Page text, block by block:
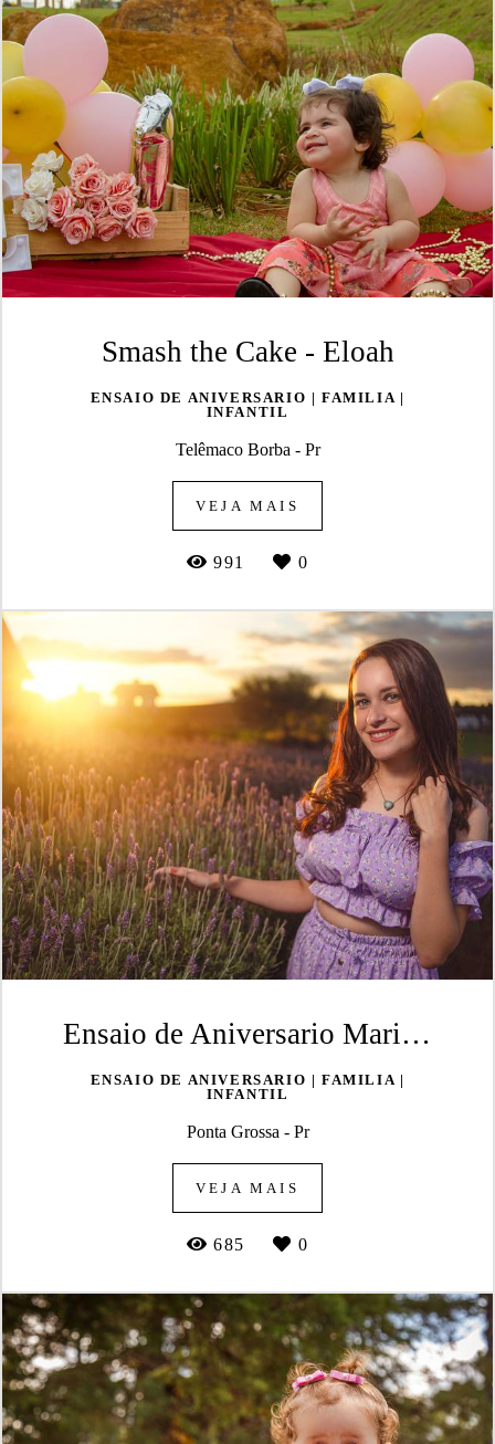
Smash the Cake - Eloah
ENSAIO DE ANIVERSARIO | FAMILIA |
INFANTIL
Telêmaco Borba - Pr
VEJA MAIS
991 0
Ensaio de Aniversario Maria Eduarda 18 anos
ENSAIO DE ANIVERSARIO | FAMILIA |
INFANTIL
Ponta Grossa - Pr
VEJA MAIS
685 0